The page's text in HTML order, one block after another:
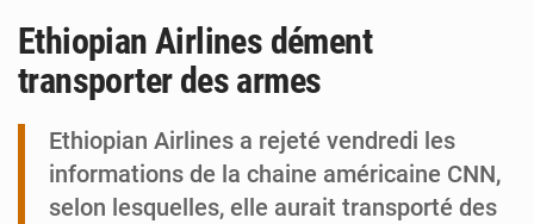
Tibiri : le dialogue, nouveau terrain de jeu pour la paix
Ethiopian Airlines dément
transporter des armes
Ethiopian Airlines a rejeté vendredi les
informations de la chaine américaine CNN,
selon lesquelles, elle aurait transporté des